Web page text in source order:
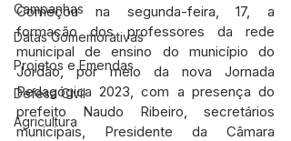
Campanhas
Datas Comemorativas
Projetos e Emendas
Defesa Civil
Agricultura
Começou na segunda-feira, 17, a
formação dos professores da rede
municipal de ensino do município do
Jordão, por meio da nova Jornada
Pedagógica 2023, com a presença do
prefeito Naudo Ribeiro, secretários
municipais, Presidente da Câmara